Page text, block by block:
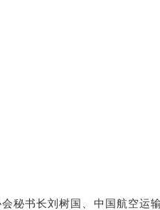
秘书长刘树国、中国航空运